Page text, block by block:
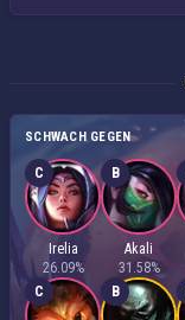
SCHWACH GEGEN
C
Irelia
26.09%
B
Akali
31.58%
C
B